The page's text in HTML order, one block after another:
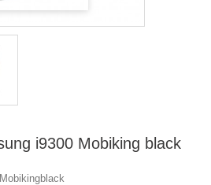
i9300 Mobiking black